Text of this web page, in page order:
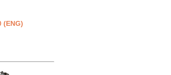
(ENG)